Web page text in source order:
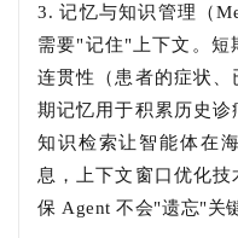
3. 记忆与知识管理（
需要"记住"上下文。短
连贯性（患者的症状
期记忆用于积累历史
知识检索让智能体在
息，上下文窗口优化
保 Agent 不会"遗忘"关